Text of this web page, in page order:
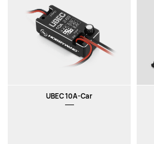
UBEC 10A-Car